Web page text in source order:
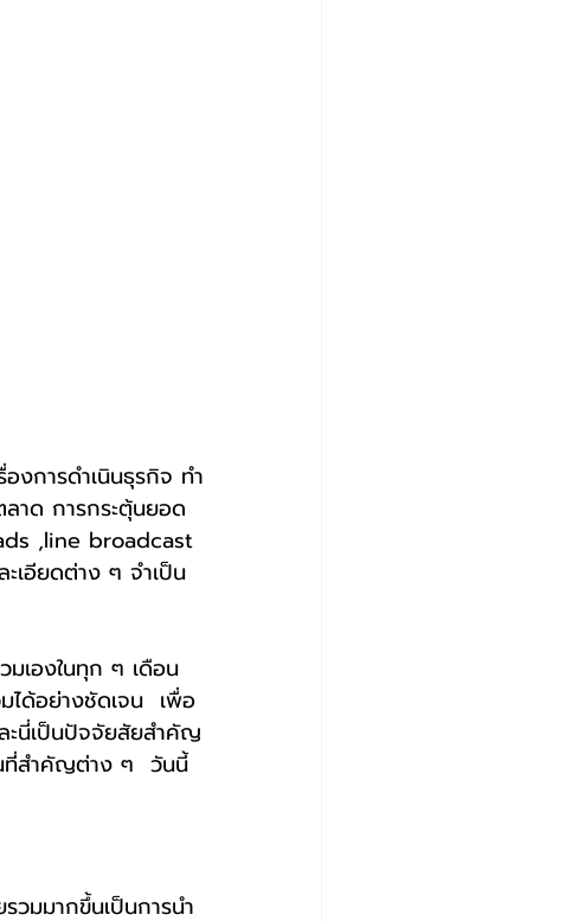
ลาด การกระตุ้นยอด
,line broadcast
เอียดต่าง ๆ จำเป็น
ด้อย่างชัดเจน  เพื่อ
ะนี่เป็นปัจจัยสัยสำคัญ
ที่สำคัญต่าง ๆ  วันนี้